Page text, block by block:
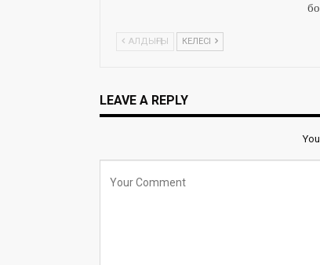
АЛДЫҢҒЫ КЕЛЕСІ
LEAVE A REPLY